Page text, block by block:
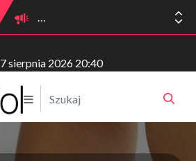
7 sierpnia 2026 20:40